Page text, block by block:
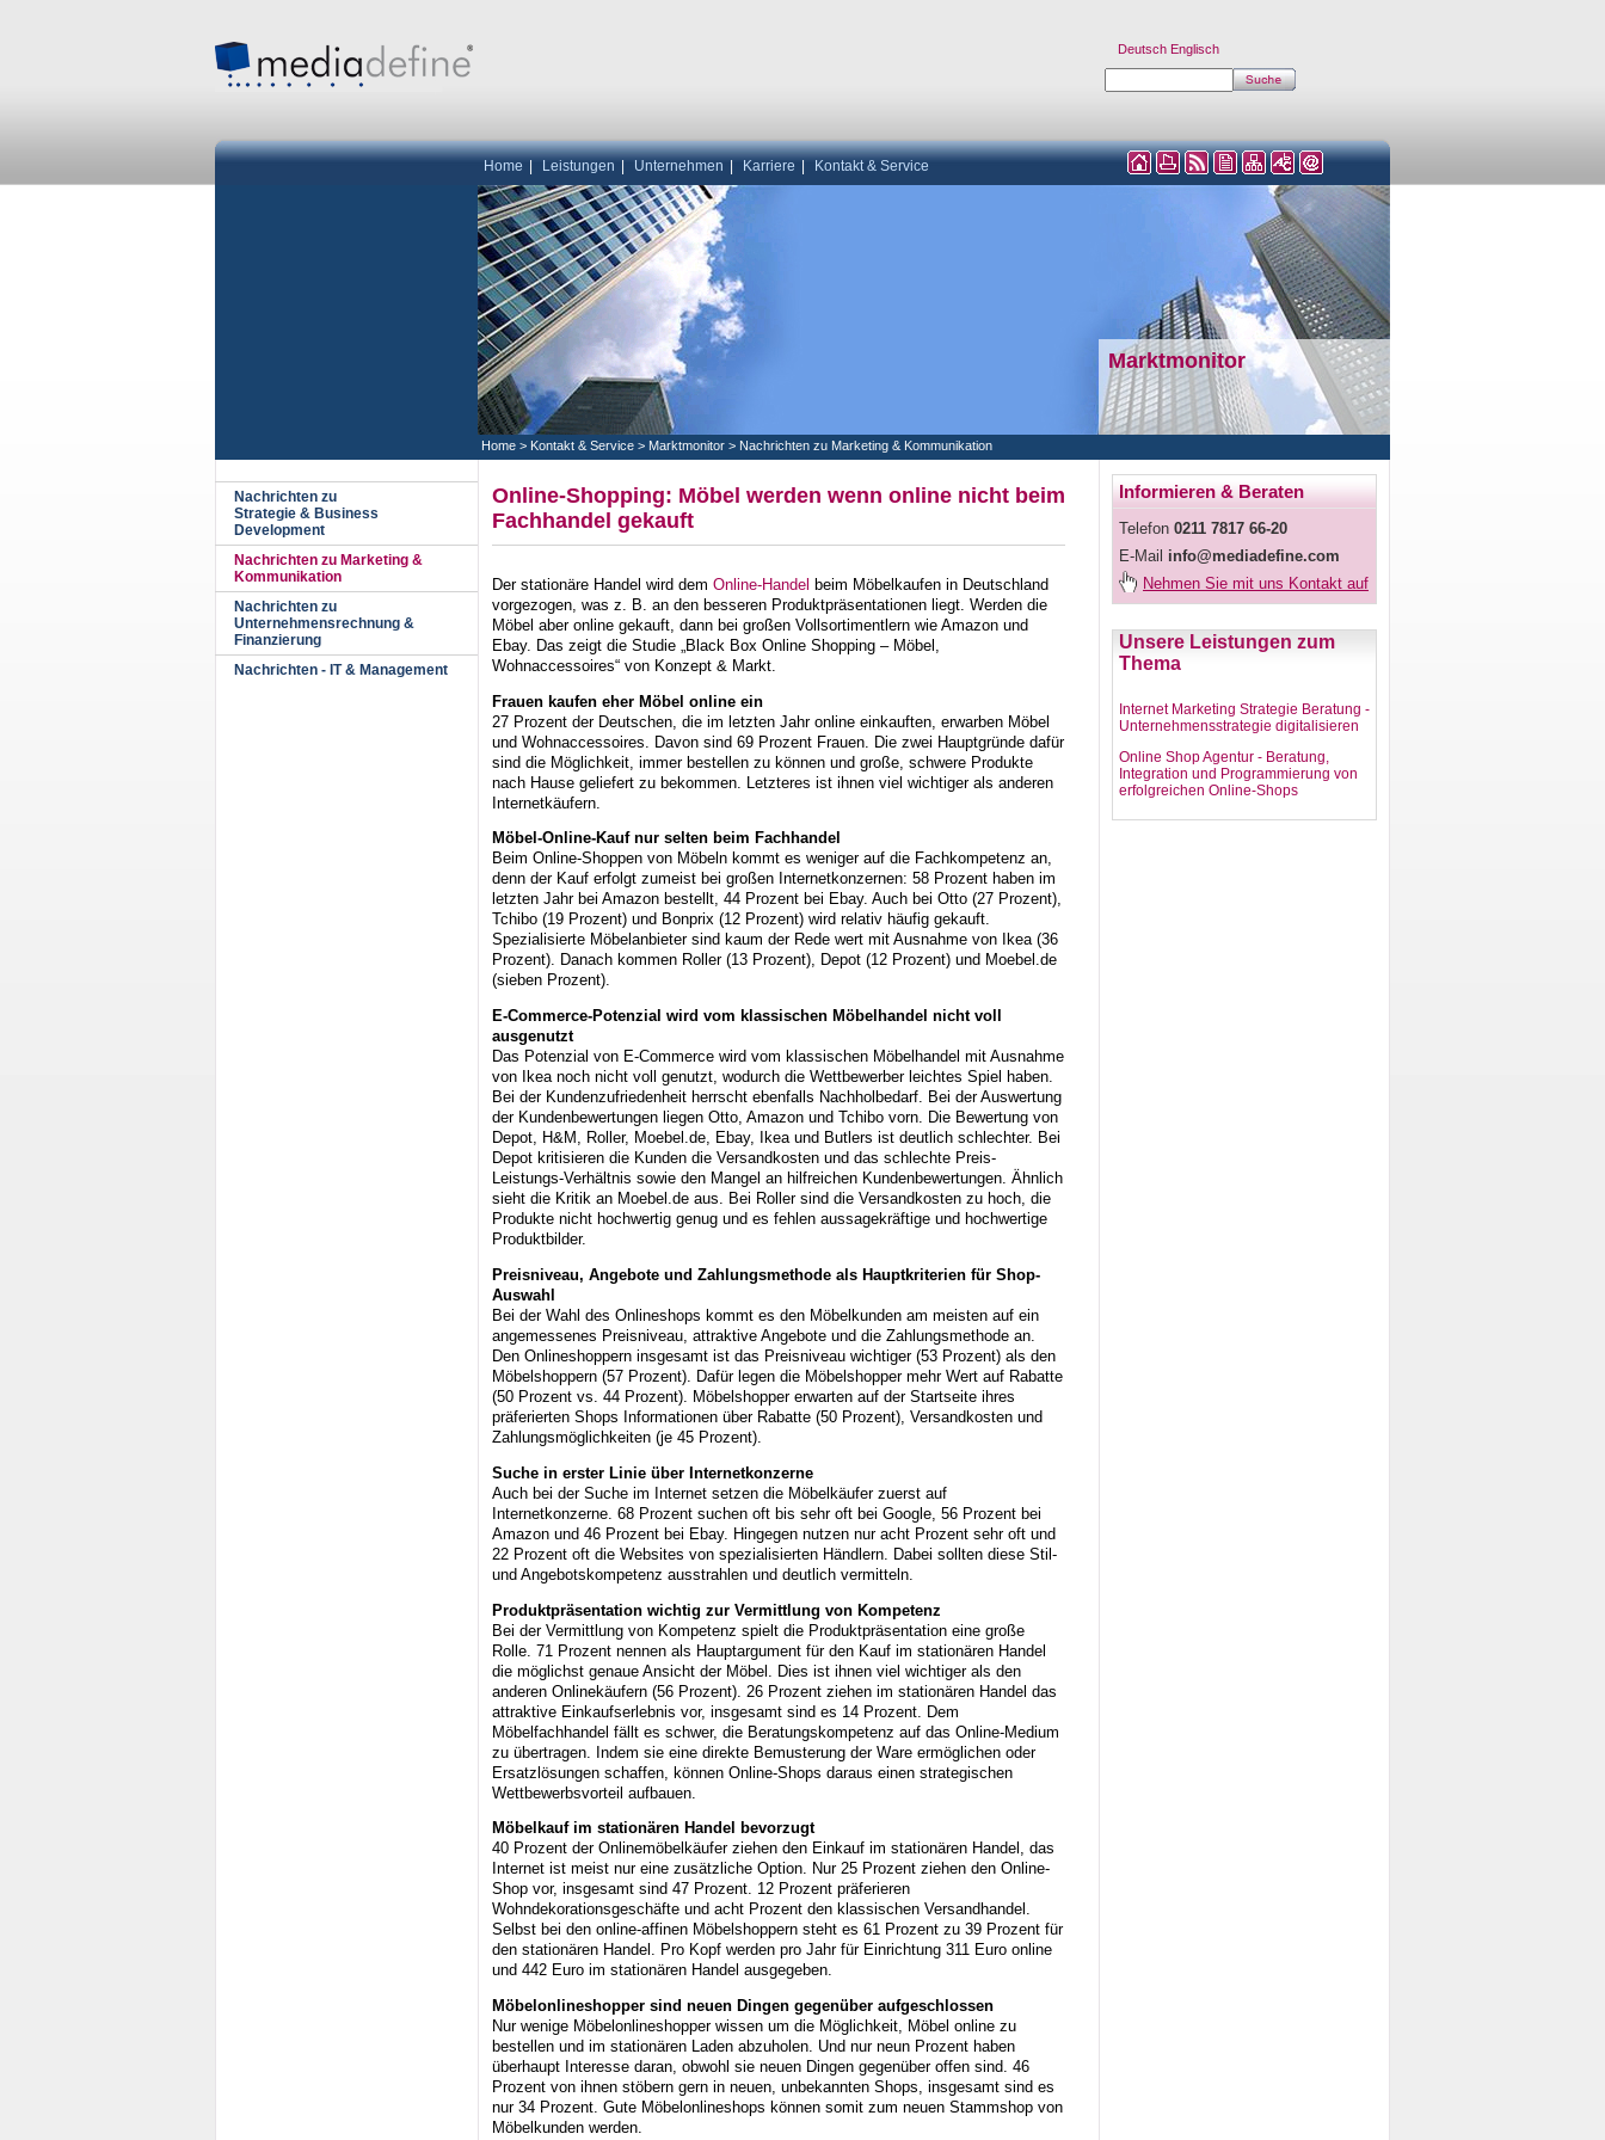
Home Leistungen Unternehmen Karriere Kontakt & Service
Deutsch Englisch
Home > Kontakt & Service > Marktmonitor > Nachrichten zu Marketing & Kommunikation
Nachrichten zu
Strategie & Business
Development
Nachrichten zu Marketing &
Kommunikation
Nachrichten zu
Unternehmensrechnung &
Finanzierung
Nachrichten - IT & Management
Marktmonitor
Unsere Leistungen zum
Thema
Internet Marketing Strategie Beratung -
Unternehmensstrategie digitalisieren
Online Shop Agentur - Beratung,
Integration und Programmierung von
erfolgreichen Online-Shops
Online-Shopping: Möbel werden wenn online nicht beim
Fachhandel gekauft
Der stationäre Handel wird dem Online-Handel beim Möbelkaufen in Deutschland
vorgezogen, was z. B. an den besseren Produktpräsentationen liegt. Werden die
Möbel aber online gekauft, dann bei großen Vollsortimentlern wie Amazon und
Ebay. Das zeigt die Studie „Black Box Online Shopping – Möbel,
Wohnaccessoires“ von Konzept & Markt.
Frauen kaufen eher Möbel online ein
27 Prozent der Deutschen, die im letzten Jahr online einkauften, erwarben Möbel
und Wohnaccessoires. Davon sind 69 Prozent Frauen. Die zwei Hauptgründe dafür
sind die Möglichkeit, immer bestellen zu können und große, schwere Produkte
nach Hause geliefert zu bekommen. Letzteres ist ihnen viel wichtiger als anderen
Internetkäufern.
Möbel-Online-Kauf nur selten beim Fachhandel
Beim Online-Shoppen von Möbeln kommt es weniger auf die Fachkompetenz an,
denn der Kauf erfolgt zumeist bei großen Internetkonzernen: 58 Prozent haben im
letzten Jahr bei Amazon bestellt, 44 Prozent bei Ebay. Auch bei Otto (27 Prozent),
Tchibo (19 Prozent) und Bonprix (12 Prozent) wird relativ häufig gekauft.
Spezialisierte Möbelanbieter sind kaum der Rede wert mit Ausnahme von Ikea (36
Prozent). Danach kommen Roller (13 Prozent), Depot (12 Prozent) und Moebel.de
(sieben Prozent).
E-Commerce-Potenzial wird vom klassischen Möbelhandel nicht voll
ausgenutzt
Das Potenzial von E-Commerce wird vom klassischen Möbelhandel mit Ausnahme
von Ikea noch nicht voll genutzt, wodurch die Wettbewerber leichtes Spiel haben.
Bei der Kundenzufriedenheit herrscht ebenfalls Nachholbedarf. Bei der Auswertung
der Kundenbewertungen liegen Otto, Amazon und Tchibo vorn. Die Bewertung von
Depot, H&M, Roller, Moebel.de, Ebay, Ikea und Butlers ist deutlich schlechter. Bei
Depot kritisieren die Kunden die Versandkosten und das schlechte Preis-
Leistungs-Verhältnis sowie den Mangel an hilfreichen Kundenbewertungen. Ähnlich
sieht die Kritik an Moebel.de aus. Bei Roller sind die Versandkosten zu hoch, die
Produkte nicht hochwertig genug und es fehlen aussagekräftige und hochwertige
Produktbilder.
Preisniveau, Angebote und Zahlungsmethode als Hauptkriterien für Shop-
Auswahl
Bei der Wahl des Onlineshops kommt es den Möbelkunden am meisten auf ein
angemessenes Preisniveau, attraktive Angebote und die Zahlungsmethode an.
Den Onlineshoppern insgesamt ist das Preisniveau wichtiger (53 Prozent) als den
Möbelshoppern (57 Prozent). Dafür legen die Möbelshopper mehr Wert auf Rabatte
(50 Prozent vs. 44 Prozent). Möbelshopper erwarten auf der Startseite ihres
präferierten Shops Informationen über Rabatte (50 Prozent), Versandkosten und
Zahlungsmöglichkeiten (je 45 Prozent).
Suche in erster Linie über Internetkonzerne
Auch bei der Suche im Internet setzen die Möbelkäufer zuerst auf
Internetkonzerne. 68 Prozent suchen oft bis sehr oft bei Google, 56 Prozent bei
Amazon und 46 Prozent bei Ebay. Hingegen nutzen nur acht Prozent sehr oft und
22 Prozent oft die Websites von spezialisierten Händlern. Dabei sollten diese Stil-
und Angebotskompetenz ausstrahlen und deutlich vermitteln.
Produktpräsentation wichtig zur Vermittlung von Kompetenz
Bei der Vermittlung von Kompetenz spielt die Produktpräsentation eine große
Rolle. 71 Prozent nennen als Hauptargument für den Kauf im stationären Handel
die möglichst genaue Ansicht der Möbel. Dies ist ihnen viel wichtiger als den
anderen Onlinekäufern (56 Prozent). 26 Prozent ziehen im stationären Handel das
attraktive Einkaufserlebnis vor, insgesamt sind es 14 Prozent. Dem
Möbelfachhandel fällt es schwer, die Beratungskompetenz auf das Online-Medium
zu übertragen. Indem sie eine direkte Bemusterung der Ware ermöglichen oder
Ersatzlösungen schaffen, können Online-Shops daraus einen strategischen
Wettbewerbsvorteil aufbauen.
Möbelkauf im stationären Handel bevorzugt
40 Prozent der Onlinemöbelkäufer ziehen den Einkauf im stationären Handel, das
Internet ist meist nur eine zusätzliche Option. Nur 25 Prozent ziehen den Online-
Shop vor, insgesamt sind 47 Prozent. 12 Prozent präferieren
Wohndekorationsgeschäfte und acht Prozent den klassischen Versandhandel.
Selbst bei den online-affinen Möbelshoppern steht es 61 Prozent zu 39 Prozent für
den stationären Handel. Pro Kopf werden pro Jahr für Einrichtung 311 Euro online
und 442 Euro im stationären Handel ausgegeben.
Möbelonlineshopper sind neuen Dingen gegenüber aufgeschlossen
Nur wenige Möbelonlineshopper wissen um die Möglichkeit, Möbel online zu
bestellen und im stationären Laden abzuholen. Und nur neun Prozent haben
überhaupt Interesse daran, obwohl sie neuen Dingen gegenüber offen sind. 46
Prozent von ihnen stöbern gern in neuen, unbekannten Shops, insgesamt sind es
nur 34 Prozent. Gute Möbelonlineshops können somit zum neuen Stammshop von
Möbelkunden werden.
Informieren & Beraten
Telefon 0211 7817 66-20
E-Mail info@mediadefine.com
Nehmen Sie mit uns Kontakt auf